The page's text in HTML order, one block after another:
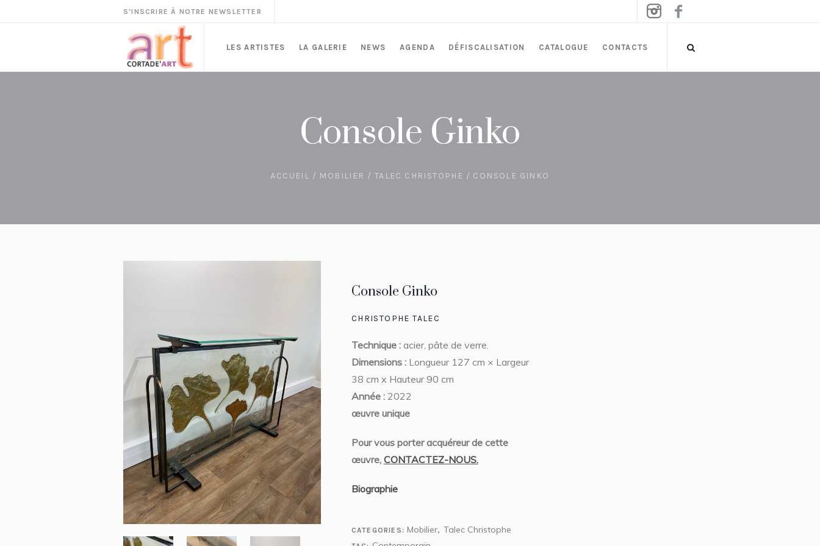
S'INSCRIRE À NOTRE NEWSLETTER
LES ARTISTES LA GALERIE NEWS AGENDA DÉFISCALISATION CATALOGUE CONTACTS
Console Ginko
ACCUEIL / MOBILIER / TALEC CHRISTOPHE / CONSOLE GINKO
Console Ginko
CHRISTOPHE TALEC
Technique : acier, pâte de verre.
Dimensions :Longueur 127 cm × Largeur
38 cm x Hauteur 90 cm
Année : 2022
œuvre unique
Pour vous porter acquéreur de cette
œuvre, CONTACTEZ-NOUS.
Biographie
CATEGORIES: Mobilier, Talec Christophe